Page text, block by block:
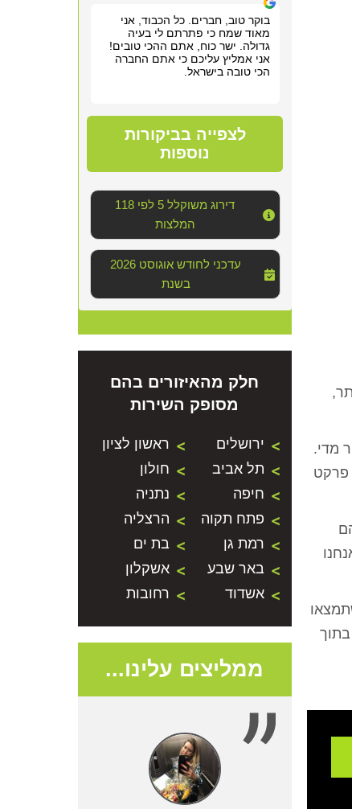
מדי.
פרקט
שעה,
לנו
בוקר טוב, חברים. כל הכבוד, אני
מאוד שמח כי פתרתם לי בעיה
גדולה. ישר כוח, אתם ההכי טובים!
אני אמליץ עליכם כי אתם החברה
הכי טובה בישראל.
לצפייה בביקורות
נוספות
דירוג משוקלל 5 לפי 118
המלצות
2026 עדכני לחודש אוגוסט
בשנת
חלק מהאיזורים בהם
מסופק השירות
ירושלים
ראשון לציון
תל אביב
חולון
חיפה
נתניה
פתח תקוה
הרצליה
רמת גן
בת ים
באר שבע
אשקלון
אשדוד
רחובות
ממליצים עלינו...